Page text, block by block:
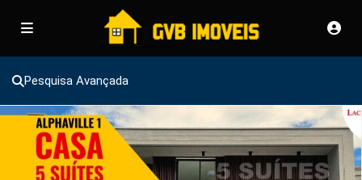
Pesquisa Avançada